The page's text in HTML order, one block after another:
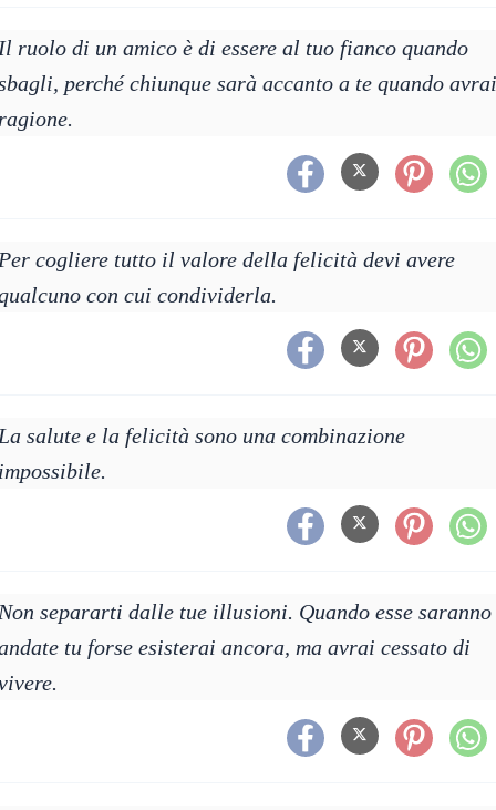
ruolo di un amico è di essere al tuo fianco quando
perché chiunque sarà accanto a te quando avrai
cogliere tutto il valore della felicità devi avere
con cui condividerla.
salute e la felicità sono una combinazione
separarti dalle tue illusioni. Quando esse saranno
tu forse esisterai ancora, ma avrai cessato di